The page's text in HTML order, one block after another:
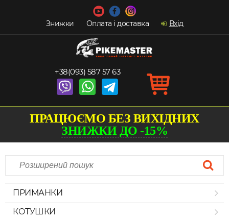
Знижки Оплата і доставка Вхід
+38(093) 587 57 63
ПРАЦЮЄМО БЕЗ ВИХІДНИХ
ЗНИЖКИ ДО -15%
ПРИМАНКИ
КОТУШКИ